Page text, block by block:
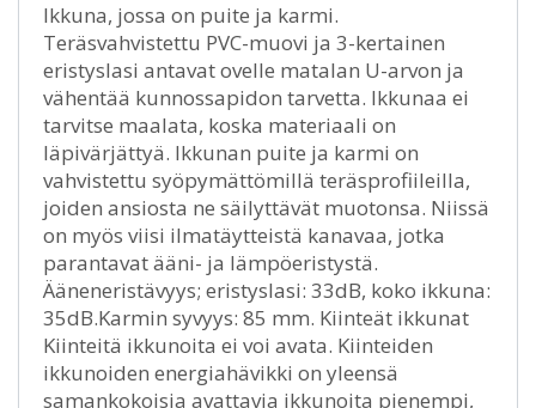
Ikkuna, jossa on puite ja karmi.
Teräsvahvistettu PVC-muovi ja 3-kertainen
eristyslasi antavat ovelle matalan U-arvon ja
vähentää kunnossapidon tarvetta. Ikkunaa ei
tarvitse maalata, koska materiaali on
läpivärjättyä. Ikkunan puite ja karmi on
vahvistettu syöpymättömillä teräsprofiileilla,
joiden ansiosta ne säilyttävät muotonsa. Niissä
on myös viisi ilmatäytteistä kanavaa, jotka
parantavat ääni- ja lämpöeristystä.
Ääneneristävyys; eristyslasi: 33dB, koko ikkuna:
35dB.Karmin syvyys: 85 mm. Kiinteät ikkunat
Kiinteitä ikkunoita ei voi avata. Kiinteiden
ikkunoiden energiahävikki on yleensä
samankokoisia avattavia ikkunoita pienempi,